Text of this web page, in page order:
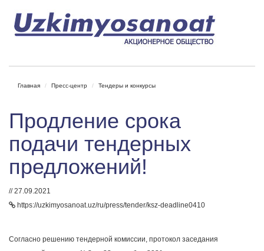
Главная Пресс-центр Тендеры и конкурсы
Продление срока
подачи тендерных
предложений!
// 27.09.2021
https://uzkimyosanoat.uz/ru/press/tender/ksz-deadline0410
Согласно решению тендерной комиссии, протокол заседания